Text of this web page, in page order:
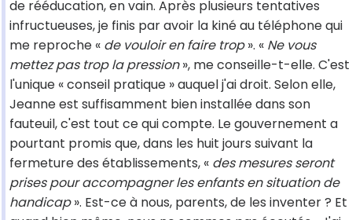
de rééducation, en vain. Après plusieurs tentatives
infructueuses, je finis par avoir la kiné au téléphone qui
me reproche « de vouloir en faire trop». « Ne vous
mettez pas trop la pression», me conseille-t-elle. C'est
l'unique « conseil pratique » auquel j'ai droit. Selon elle,
Jeanne est suffisamment bien installée dans son
fauteuil, c'est tout ce qui compte. Le gouvernement a
pourtant promis que, dans les huit jours suivant la
fermeture des établissements, « des mesures seront
prises pour accompagner les enfants en situation de
handicap». Est-ce à nous, parents, de les inventer ? Et